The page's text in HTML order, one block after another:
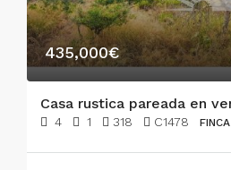
435,000€
4 1 318 C1478